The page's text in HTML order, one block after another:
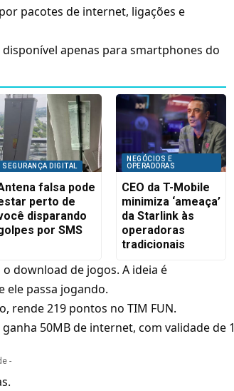
pacotes de internet, ligações e
apenas para smartphones do
SEGURANÇA DIGITAL
falsa pode
perto de
disparando
por SMS
NEGÓCIOS E
OPERADORAS
CEO da T-Mobile
minimiza ‘ameaça’
da Starlink às
operadoras
tradicionais
download de jogos. A ideia é
ele passa jogando.
rende 219 pontos no TIM FUN.
50MB de internet, com validade de 1
-